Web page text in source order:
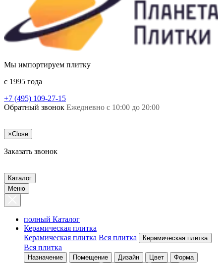
Мы импортируем плитку
c 1995 года
+7 (495) 109-27-15
Обратный звонок Ежедневно с 10:00 до 20:00
×Close
Заказать звонок
Каталог
Меню
полный Каталог
Керамическая плитка
Керамическая плитка Вся плитка Керамическая плитка
Вся плитка
Назначение Помещение Дизайн Цвет
Форма